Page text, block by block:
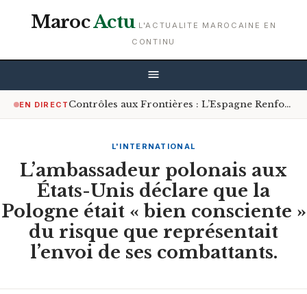
MarocActu L'ACTUALITE MAROCAINE EN
CONTINU
EN DIRECT Contrôles aux Frontières : L’Espagne Renforce les Mesures pour les Voyageurs en Provenance d’Italie
L'INTERNATIONAL
L’ambassadeur polonais aux
États-Unis déclare que la
Pologne était « bien consciente »
du risque que représentait
l’envoi de ses combattants.